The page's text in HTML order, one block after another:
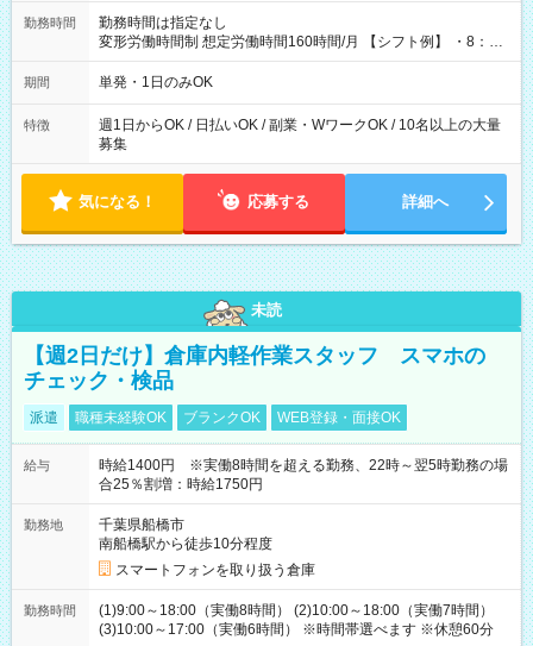
勤務時間
勤務時間は指定なし
変形労働時間制 想定労働時間160時間/月 【シフト例】 ・8：00
～21：00
期間 単発・1日のみOK
特徴
週1日からOK / 日払いOK / 副業・WワークOK / 10名以上の大量
募集
気になる！ 応募する 詳細へ
未読
【週2日だけ】倉庫内軽作業スタッフ スマホの
チェック・検品
派遣 職種未経験OK ブランクOK WEB登録・面接OK
給与
時給1400円 ※実働8時間を超える勤務、22時～翌5時勤務の場
合25％割増：時給1750円
勤務地
千葉県船橋市
南船橋駅から徒歩10分程度
スマートフォンを取り扱う倉庫
勤務時間
(1)9:00～18:00（実働8時間） (2)10:00～18:00（実働7時間）
(3)10:00～17:00（実働6時間） ※時間帯選べます ※休憩60分